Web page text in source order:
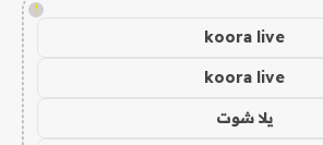
!
koora live
koora live
يلا شوت